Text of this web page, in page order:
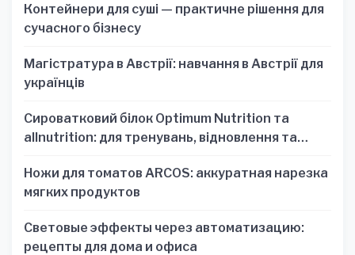
Контейнери для суші — практичне рішення для
сучасного бізнесу
Магістратура в Австрії: навчання в Австрії для
українців
Сироватковий білок Optimum Nutrition та
allnutrition: для тренувань, відновлення та
Ножи для томатов ARCOS: аккуратная нарезка
мягких продуктов
Световые эффекты через автоматизацию:
рецепты для дома и офиса